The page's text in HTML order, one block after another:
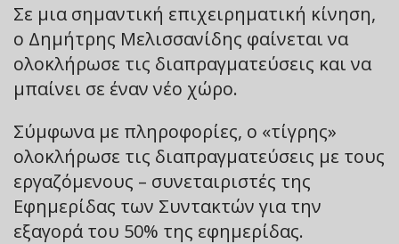
Σε μια σημαντική επιχειρηματική κίνηση,
ο Δημήτρης Μελισσανίδης φαίνεται να
ολοκλήρωσε τις διαπραγματεύσεις και να
μπαίνει σε έναν νέο χώρο.
Σύμφωνα με πληροφορίες, ο «τίγρης»
ολοκλήρωσε τις διαπραγματεύσεις με τους
εργαζόμενους – συνεταιριστές της
Εφημερίδας των Συντακτών για την
εξαγορά του 50% της εφημερίδας.